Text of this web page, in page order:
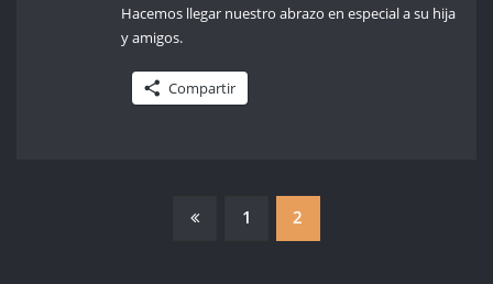
Hacemos llegar nuestro abrazo en especial a su hija
y amigos.
Compartir
PAGINACIÓN
1 2